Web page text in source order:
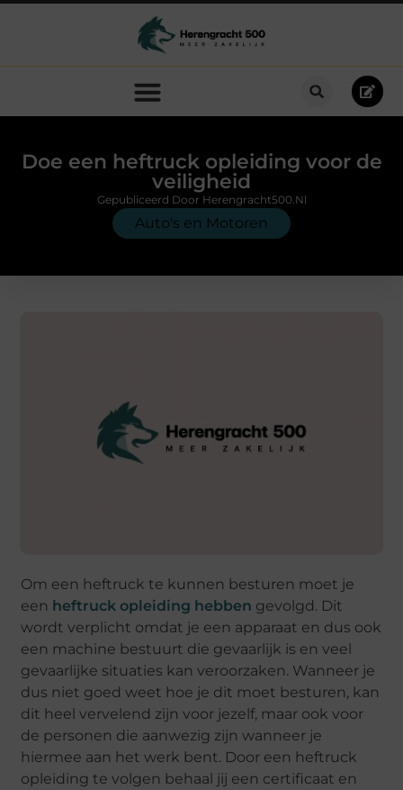
Doe een heftruck opleiding voor de
veiligheid
Auto's en Motoren
Gepubliceerd Door Herengracht500.nl
Om een heftruck te kunnen besturen moet je
een heftruck opleiding hebben gevolgd. Dit
wordt verplicht omdat je een apparaat en dus ook
een machine bestuurt die gevaarlijk is en veel
gevaarlijke situaties kan veroorzaken. Wanneer je
dus niet goed weet hoe je dit moet besturen, kan
dit heel vervelend zijn voor jezelf, maar ook voor
de personen die aanwezig zijn wanneer je
hiermee aan het werk bent. Door een heftruck
opleiding te volgen behaal jij een certificaat en